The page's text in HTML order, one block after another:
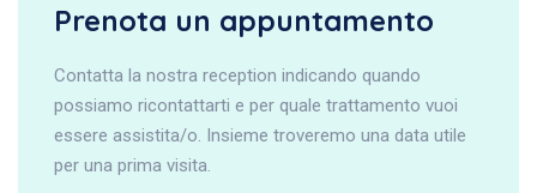
Prenota un appuntamento
Contatta la nostra reception indicando quando
possiamo ricontattarti e per quale trattamento vuoi
essere assistita/o. Insieme troveremo una data utile
per una prima visita.